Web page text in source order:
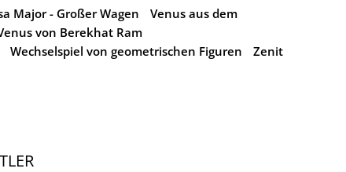
Major - Großer Wagen
Venus aus dem
von Berekhat Ram
Wechselspiel von geometrischen Figuren Zenit